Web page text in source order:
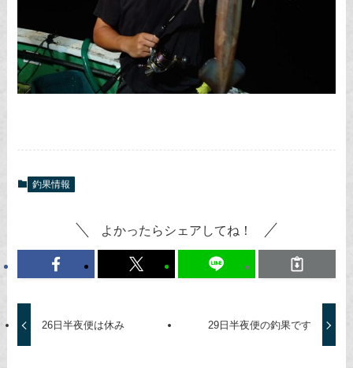
釣果情報
よかったらシェアしてね！
26日半夜便は休み 29日半夜便の釣果です